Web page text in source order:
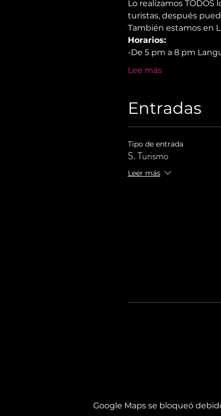
Lo realizamos
turistas, después
También estamos en
Horarios:
-De 5 pm a 8 pm
Lee más
Entradas
Tipo de entrada
S. Turismo
Leer más
Google Maps se bloqueó